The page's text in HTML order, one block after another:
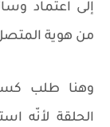
إلى اعتماد
من هوية
وهنا طلب
الحلقة لأنّه